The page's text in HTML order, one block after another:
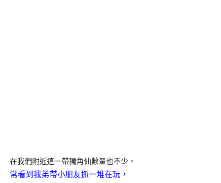
在我們附近這一帶獨角仙數量也不少，
常看到我弟帶小朋友抓一堆在玩，